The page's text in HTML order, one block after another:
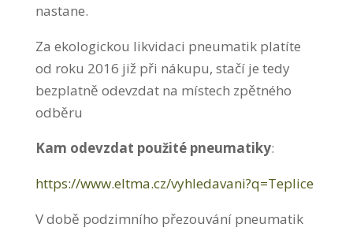
nastane.
Za ekologickou likvidaci pneumatik platíte
od roku 2016 již při nákupu, stačí je tedy
bezplatně odevzdat na místech zpětného
odběru
Kam odevzdat použité pneumatiky:
https://www.eltma.cz/vyhledavani?q=Teplice
V době podzimního přezouvání pneumatik